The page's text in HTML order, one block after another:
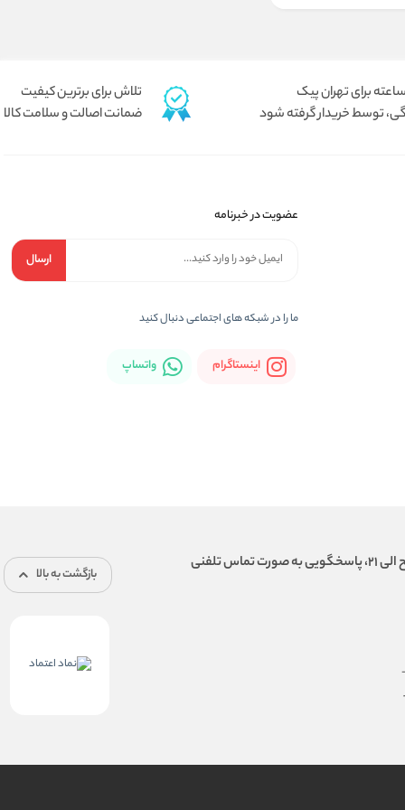
توسط خریدار گرفته شود
تلاش برای برترین کیفیت
ضمانت اصالت و سلامت کالا
عضویت در خبرنامه
ارسال
ما را در شبكه های اجتماعی دنبال کنید
اینستاگرام واتساپ
بازگشت به بالا